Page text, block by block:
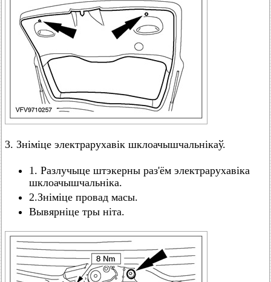
3. Зніміце электрарухавік шклоачышчальнікаў.
1. Разлучыце штэкерны раз'ём электрарухавіка
шклоачышчальніка.
2.Зніміце провад масы.
Вывярніце тры ніта.